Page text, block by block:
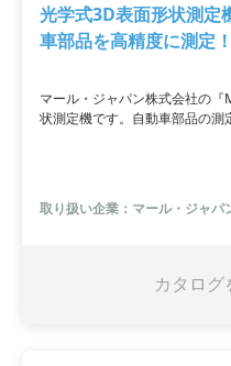
光学式3D表面形状測
車部品を高精度に測定！
マール・ジャパン株式会社の
状測定機です。自動車部品の測
ンクシャフト、エンジン-シリ
パーツを測定することができ
取り扱い企業：マール・ジャパ
カタログ